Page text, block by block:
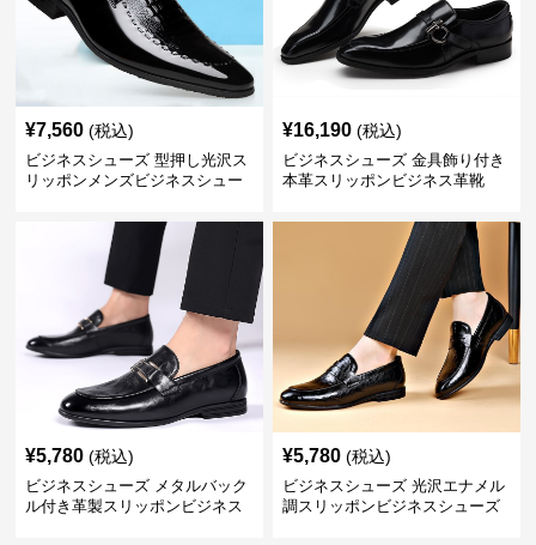
¥7,560 (税込)
ビジネスシューズ 型押し光沢ス
リッポンメンズビジネスシュー
¥16,190 (税込)
ビジネスシューズ 金具飾り付き
本革スリッポンビジネス革靴
¥5,780 (税込)
ビジネスシューズ メタルバック
ル付き革製スリッポンビジネス
¥5,780 (税込)
ビジネスシューズ 光沢エナメル
調スリッポンビジネスシューズ